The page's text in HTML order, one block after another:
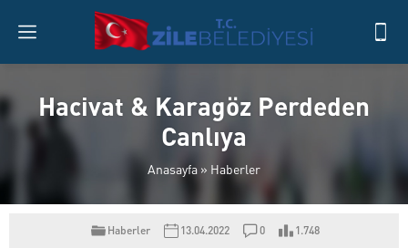
Hacivat & Karagöz Perdeden
Canlıya
Anasayfa » Haberler
Haberler 13.04.2022 0 1.748